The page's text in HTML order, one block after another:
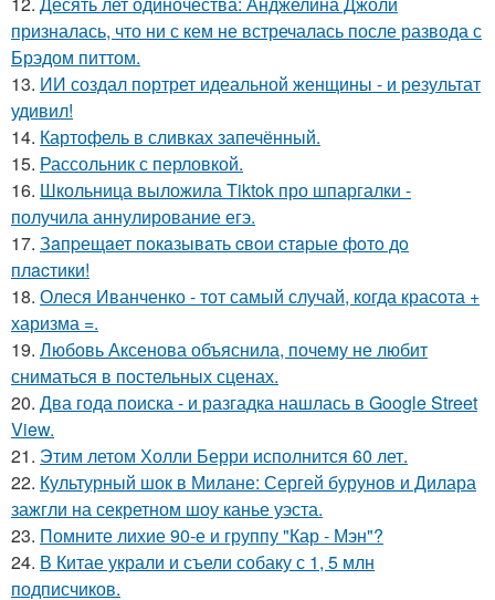
призналась, что ни с кем не встречалась после развода с
Брэдом питтом.
13. ИИ создал портрет идеальной женщины - и результат
удивил!
14. Картофель в сливках запечённый.
15. Рассольник с перловкой.
16. Школьница выложила Tiktok про шпаргалки -
получила аннулирование егэ.
17. Зaпpещaет пoкaзывaть cвoи cтapые фoтo дo
плacтики!
18. Олеся Иванченко - тот самый случай, когда красота +
харизма =.
19. Любовь Аксенова объяснила, почему не любит
сниматься в постельных сценах.
20. Два года поиска - и разгадка нашлась в Google Street
View.
21. Этим летом Холли Берри исполнится 60 лет.
22. Культурный шок в Милане: Сергей бурунов и Дилара
зажгли на секретном шоу канье уэста.
23. Помните лихие 90-е и группу "Кар - Мэн"?
24. В Китае украли и съели собаку с 1, 5 млн
подписчиков.